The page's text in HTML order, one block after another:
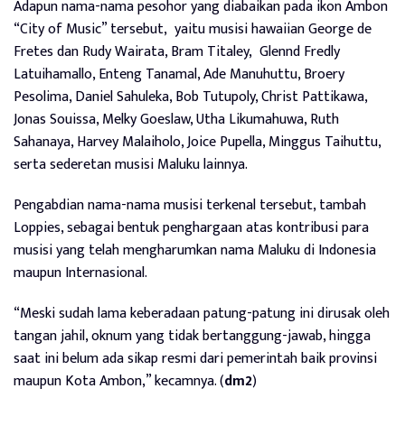
Adapun nama-nama pesohor yang diabaikan pada ikon Ambon
“City of Music” tersebut, yaitu musisi hawaiian George de
Fretes dan Rudy Wairata, Bram Titaley, Glennd Fredly
Latuihamallo, Enteng Tanamal, Ade Manuhuttu, Broery
Pesolima, Daniel Sahuleka, Bob Tutupoly, Christ Pattikawa,
Jonas Souissa, Melky Goeslaw, Utha Likumahuwa, Ruth
Sahanaya, Harvey Malaiholo, Joice Pupella, Minggus Taihuttu,
serta sederetan musisi Maluku lainnya.
Pengabdian nama-nama musisi terkenal tersebut, tambah
Loppies, sebagai bentuk penghargaan atas kontribusi para
musisi yang telah mengharumkan nama Maluku di Indonesia
maupun Internasional.
“Meski sudah lama keberadaan patung-patung ini dirusak oleh
tangan jahil, oknum yang tidak bertanggung-jawab, hingga
saat ini belum ada sikap resmi dari pemerintah baik provinsi
maupun Kota Ambon,” kecamnya. (dm2)